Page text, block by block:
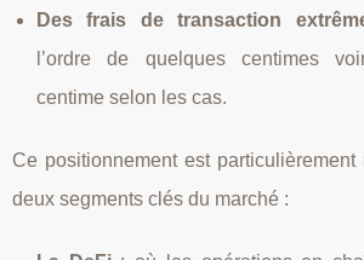
Des frais de transaction
l’ordre de quelques centimes
centime selon les cas.
Ce positionnement est particulièrement
deux segments clés du marché :